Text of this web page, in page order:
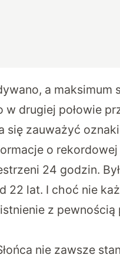
a maksimum
drugiej połowie
się zauważyć
o
24 godzin.
22 lat. I choć nie
z
nie zawsze